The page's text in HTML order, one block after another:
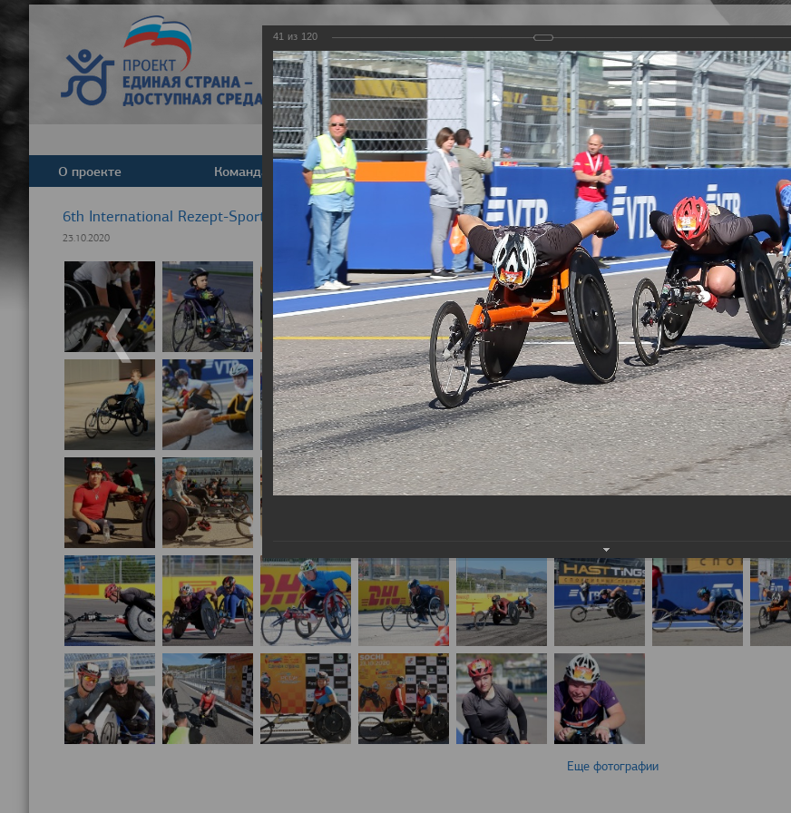
Задать вопрос
Версия для слабовидящих
О проекте Команда Деятельность Базы данных
6th International Rezept-Sport Wheelchair Half Marathon
23.10.2020
Еще фотографии
41 из 120